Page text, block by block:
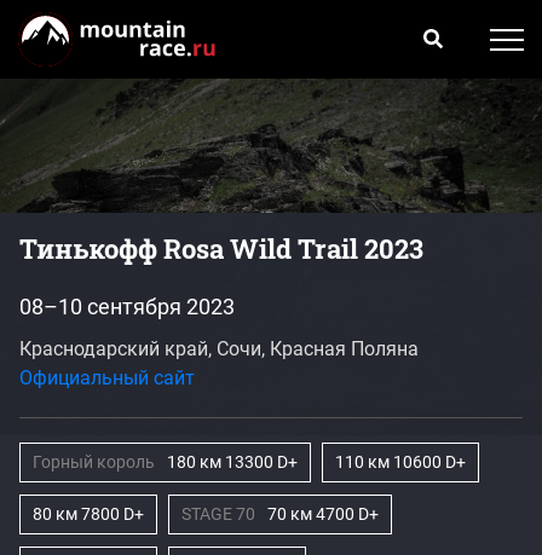
Тинькофф Rosa Wild Trail 2023
08–10 сентября 2023
Краснодарский край, Сочи, Красная Поляна
Официальный сайт
Горный король 180 км 13300 D+ 110 км 10600 D+
80 км 7800 D+ STAGE 70 70 км 4700 D+